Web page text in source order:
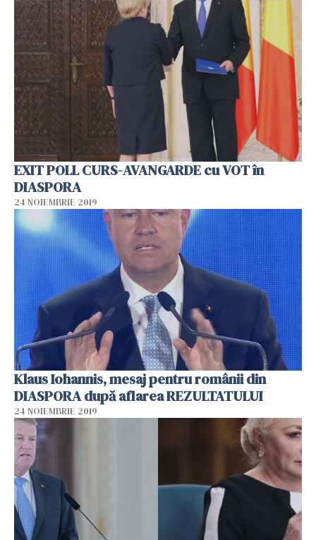
EXIT POLL CURS-AVANGARDE cu VOT în
DIASPORA
24 NOIEMBRIE 2019
Klaus Iohannis, mesaj pentru românii din
DIASPORA după aflarea REZULTATULUI
24 NOIEMBRIE 2019